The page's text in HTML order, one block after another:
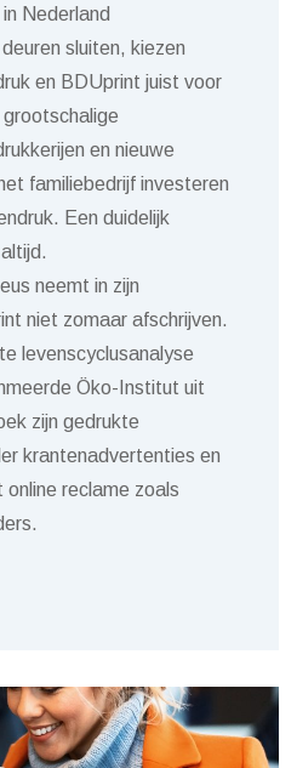
Nederland
sluiten, kiezen
en BDUprint juist voor
en nieuwe
familiebedrijf investeren
Een duidelijk
neemt in zijn
niet zomaar afschrijven.
levenscyclusanalyse
Öko-Institut uit
zijn gedrukte
krantenadvertenties en
reclame zoals